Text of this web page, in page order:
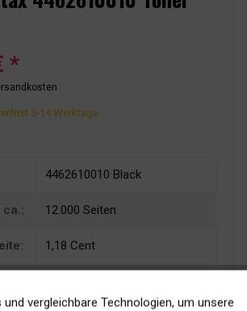
*
5-14 Werktage
4462610010 Black
ca.: 12.000 Seiten
1,18 Cent
Aktiv
vergleichbare Technologien, um unsere